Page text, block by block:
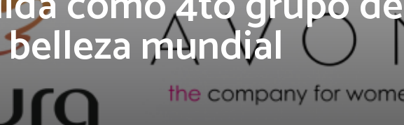
belleza mundial